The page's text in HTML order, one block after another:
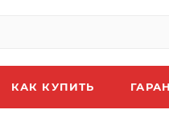
КАК КУПИТЬ